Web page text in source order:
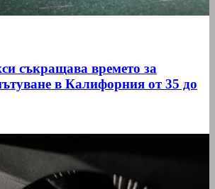
съкращава времето за
в Калифорния от 35 до